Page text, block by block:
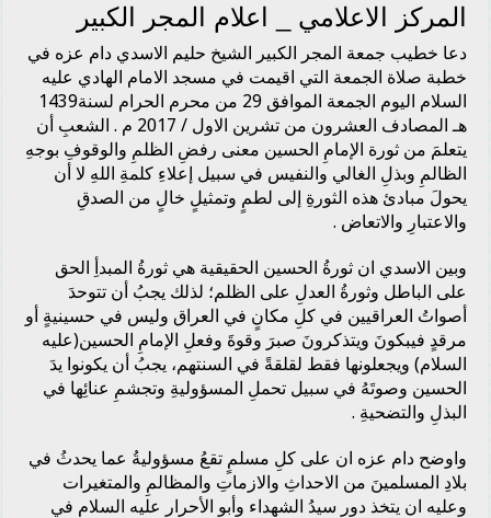
المركز الاعلامي _ اعلام المجر الكبير
دعا خطيب جمعة المجر الكبير الشيخ حليم الاسدي دام عزه في
خطبة صلاة الجمعة التي اقيمت في مسجد الامام الهادي عليه
السلام اليوم الجمعة الموافق 29 من محرم الحرام لسنة1439
هـ المصادف العشرون من تشرين الاول / 2017 م . الشعبِ أن
يتعلمَ من ثورة الإمامِ الحسين معنى رفضِ الظلمِ والوقوفِ بوجهِ
الظالمِ وبذلِ الغالي والنفيس في سبيل إعلاءِ كلمةِ اللهِ لا أن
يحولَ مبادئ هذه الثورةِ إلى لطمٍ وتمثيلٍ خالٍ من الصدقِ
والاعتبارِ والاتعاض .
وبين الاسدي ان ثورةُ الحسين الحقيقية هي ثورةُ المبدأِ الحق
على الباطل وثورةُ العدلِ على الظلم؛ لذلك يجبُ أن تتوحدَ
أصواتُ العراقيين في كلِ مكانٍ في العراق وليس في حسينيةٍ أو
مرقدٍ فيبكونَ ويتذكرونَ صبرَ وقوةَ وفعلِ الإمامِ الحسين(عليه
السلام) ويجعلونها فقط لقلقةً في السنتهم، يجبُ أن يكونوا يدَ
الحسين وصوتَهُ في سبيل تحملِ المسؤوليةِ وتجشمِ عنائِها في
البذلِ والتضحيةِ .
واوضح دام عزه ان على كلِ مسلمٍ تقعُ مسؤوليةُ عما يحدثُ في
بلادِ المسلمينَ من الاحداثِ والازماتِ والمظالمِ والمتغيرات
وعليه ان يتخذ دور سيدُ الشهداء وأبو الأحرار عليه السلام في